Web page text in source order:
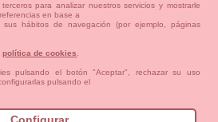
Información Legal
devoluciones y reembolsos
+34 91 113 89 09
para analizar nuestros servicios y mostrarle
en base a
hábitos de navegación (por ejemplo, páginas
política de cookies
pulsando el botón "Aceptar", rechazar su uso
pulsando el